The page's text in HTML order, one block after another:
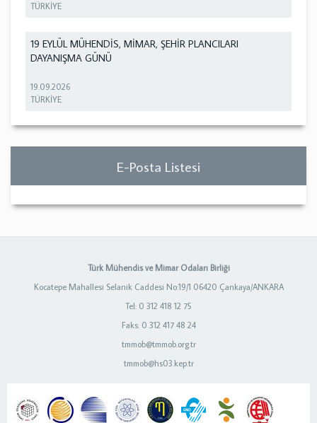
TÜRKİYE
19 EYLÜL MÜHENDİS, MİMAR, ŞEHİR PLANCILARI
DAYANIŞMA GÜNÜ
19.09.2026
TÜRKİYE
E-Posta Listesi
Türk Mühendis ve Mimar Odaları Birliği
Kocatepe Mahallesi Selanik Caddesi No:19/1 06420 Çankaya/ANKARA
Tel: 0 312 418 12 75
Faks: 0 312 417 48 24
tmmob@tmmob.org.tr
tmmob@hs03.kep.tr